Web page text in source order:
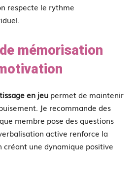
respecte le rythme
mémorisation
en jeu permet de maintenir
Je recommande des
membre pose des questions
active renforce la
une dynamique positive